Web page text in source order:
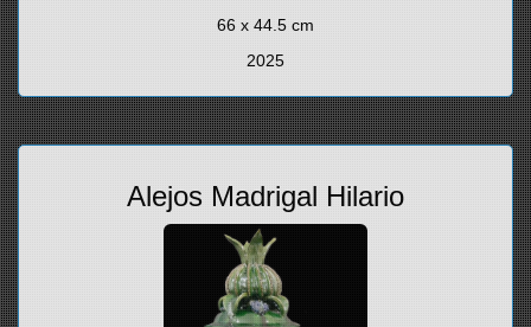
66 x 44.5 cm
2025
Alejos Madrigal Hilario